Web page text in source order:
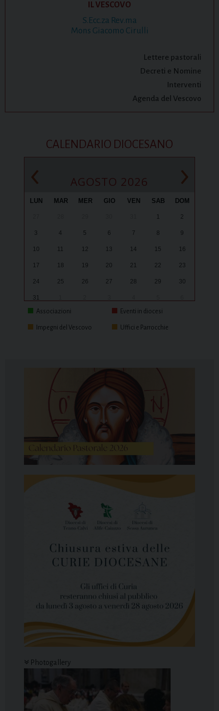
IL VESCOVO
S.Ecc.za Rev.ma
Mons Giacomo Cirulli
Lettere pastorali
Decreti e Nomine
Interventi
Agenda del Vescovo
CALENDARIO DIOCESANO
‹ AGOSTO 2026 ›
LUN MAR MER GIO VEN SAB DOM
1 2
3 4 5 6 7 8 9
10 11 12 13 14 15 16
17 18 19 20 21 22 23
24 25 26 27 28 29 30
31
Associazioni
Eventi in diocesi
Impegni del Vescovo Uffici e Parrocchie
Photogallery